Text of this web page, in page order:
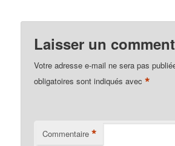
Laisser un
Votre adresse e-mail ne sera pas
obligatoires sont indiqués avec*
Commentaire *